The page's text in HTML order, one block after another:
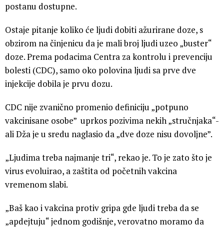
postanu dostupne.
Ostaje pitanje koliko će ljudi dobiti ažurirane doze, s
obzirom na činjenicu da je mali broj ljudi uzeo „buster“
doze. Prema podacima Centra za kontrolu i prevenciju
bolesti (CDC), samo oko polovina ljudi sa prve dve
injekcije dobila je prvu dozu.
CDC nije zvanično promenio definiciju „potpuno
vakcinisane osobe” uprkos pozivima nekih „stručnjaka“-
ali Dža je u sredu naglasio da „dve doze nisu dovoljne”.
„Ljudima treba najmanje tri“, rekao je. To je zato što je
virus evoluirao, a zaštita od početnih vakcina
vremenom slabi.
„Baš kao i vakcina protiv gripa gde ljudi treba da se
„apdejtuju“ jednom godišnje, verovatno moramo da